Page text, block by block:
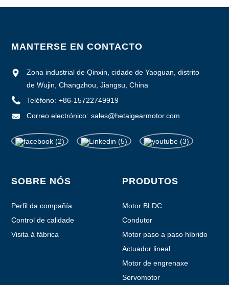
MANTERSE EN CONTACTO
Zona industrial de Qinxin, cidade de Yaoguan, distrito
de Wujin, Changzhou, Jiangsu, China
Teléfono: +86-15722749919
Correo electrónico: sales@hetaigearmotor.com
SOBRE NÓS
Perfil da compañía
Control de calidade
Visita á fábrica
PRODUTOS
Motor BLDC
Condutor
Motor paso a paso híbrido
Actuador lineal
Motor de engrenaxe
planetaria
Servomotor